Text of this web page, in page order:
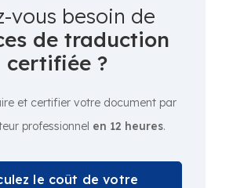
vous besoin de
de traduction
certifiée ?
et certifier votre document par
professionnel en 12 heures.
le coût de votre